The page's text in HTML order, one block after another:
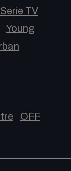
TV
Young
OFF